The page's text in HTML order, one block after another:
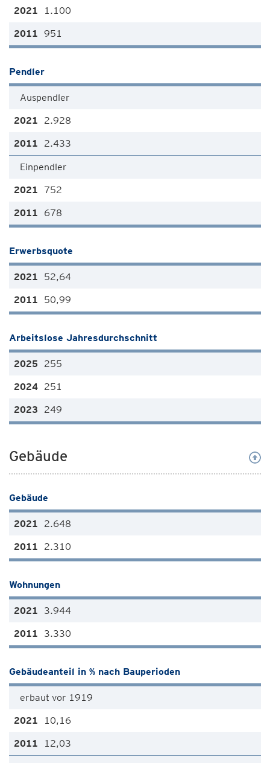
1.100
951
Pendler
Auspendler
2.928
2.433
Einpendler
752
678
Erwerbsquote
52,64
50,99
Arbeitslose Jahresdurchschnitt
255
251
249
Gebäude
Gebäude
2.648
2.310
Wohnungen
3.944
3.330
Gebäudeanteil in % nach Bauperioden
erbaut vor 1919
10,16
12,03